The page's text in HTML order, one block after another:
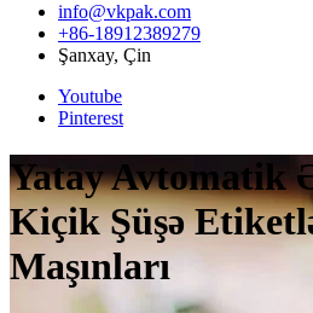
info@vkpak.com
+86-18912389279
Şanxay, Çin
Youtube
Pinterest
Yatay Avtomatik
Kiçik Şüşə
Maşınları